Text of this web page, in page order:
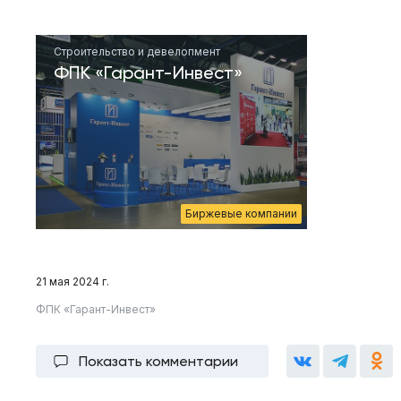
Биржевые компании
Строительство и девелопмент
ФПК «Гарант-Инвест»
21 мая 2024 г.
ФПК «Гарант-Инвест»
Показать комментарии